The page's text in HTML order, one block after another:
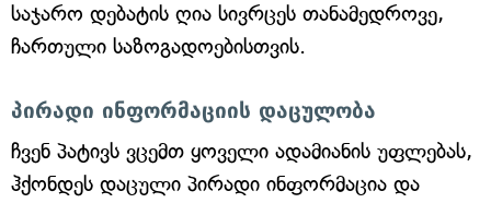
საჯარო დებატის ღია სივრცეს თანამედროვე,
ჩართული საზოგადოებისთვის.
პირადი ინფორმაციის დაცულობა
ჩვენ პატივს ვცემთ ყოველი ადამიანის უფლებას,
ჰქონდეს დაცული პირადი ინფორმაცია და